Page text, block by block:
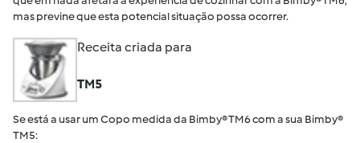
mas previne que esta potencial situação possa ocorrer.
Receita criada para
TM5
Se está a usar um Copo medida da Bimby® TM6 com a sua Bimby®
TM5: